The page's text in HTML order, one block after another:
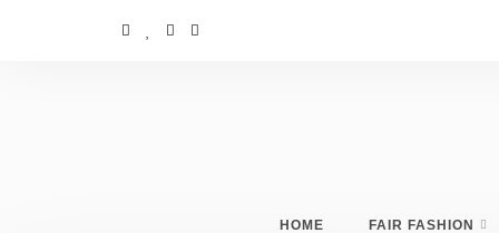
HOME FAIR FASHION